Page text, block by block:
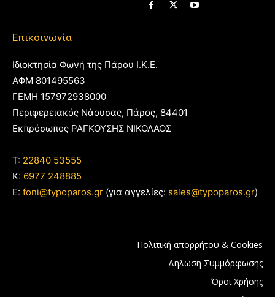
Επικοινωνία
Ιδιοκτησία Φωνή της Πάρου Ι.Κ.Ε.
ΑΦΜ 801495563
ΓΕΜΗ 157972938000
Περιφερειακός Νάουσας, Πάρος, 84401
Εκπρόσωπος ΡΑΓΚΟΥΣΗΣ ΝΙΚΟΛΑΟΣ
T: 22840 53555
Κ: 6977 248885
E: foni@typoparos.gr (για αγγελίες: sales@typoparos.gr)
Πολιτική απορρήτου & Cookies
Δήλωση Συμμόρφωσης
Όροι Χρήσης